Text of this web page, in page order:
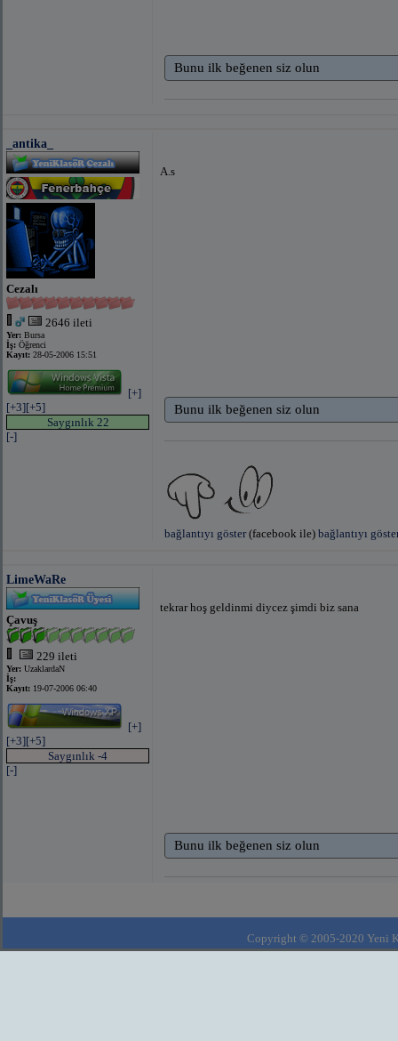
Bunu ilk beğenen siz olun
_antika_
Cezalı
2646 ileti
Yer: Bursa
İş: Öğrenci
Kayıt: 28-05-2006 15:51
[+]
[+3][+5]
Saygınlık 22
[-]
A.s
Bunu ilk beğenen siz olun
bağlantıyı göster(facebook ile) bağlantıyı
LimeWaRe
Çavuş
229 ileti
Yer: UzaklardaN
İş:
Kayıt: 19-07-2006 06:40
[+]
[+3][+5]
Saygınlık -4
[-]
tekrar hoş geldinmi diycez şimdi biz sana
Bunu ilk beğenen siz olun
Copyright © 2005-2020 Yeni